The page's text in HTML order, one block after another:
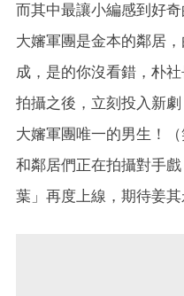
而其中最讓小編感到好
大嬸軍團是金本的鄰居
成，是的你沒看錯，朴
拍攝之後，立刻投入新
大嬸軍團唯一的男生！
和鄰居們正在拍攝對手
葉」再度上線，期待姜其